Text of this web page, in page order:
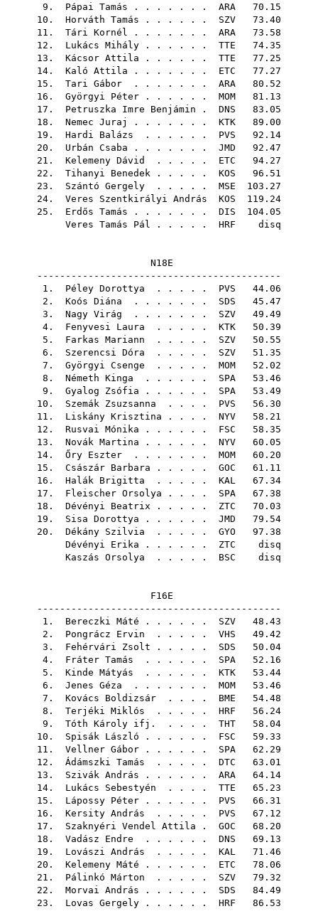
9. Pápai Tamás . . . . . . . ARA 70.15
10. Horváth Tamás . . . . . . SZV 73.40
11. Tári Kornél . . . . . . . ARA 73.58
12. Lukács Mihály . . . . . . TTE 74.35
13. Kácsor Attila . . . . . . TTE 77.25
14. Kaló Attila . . . . . . . ETC 77.27
15. Tari Gábor . . . . . . . ARA 80.52
16. Györgyi Péter . . . . . . MOM 81.13
17. Petruszka Imre Benjámin . DNS 83.05
18. Nemec Juraj . . . . . . . KTK 89.00
19. Hardi Balázs . . . . . . PVS 92.14
20. Urbán Csaba . . . . . . . JMD 92.47
21. Kelemeny Dávid . . . . . ETC 94.27
22. Tihanyi Benedek . . . . . KOS 96.51
23. Szántó Gergely . . . . . MSE 103.27
24. Veres Szentkirályi András KOS 119.24
25. Erdős Tamás . . . . . . . DIS 104.05
Veres Tamás Pál . . . . . HRF disq
N18E
-------------------------------------------
1. Péley Dorottya . . . . . PVS 44.06
2. Koós Diána . . . . . . . SDS 45.47
3. Nagy Virág . . . . . . . SZV 49.49
4. Fenyvesi Laura . . . . . KTK 50.39
5. Farkas Mariann . . . . . SZV 50.55
6. Szerencsi Dóra . . . . . SZV 51.35
7. Györgyi Csenge . . . . . MOM 52.02
8. Németh Kinga . . . . . . SPA 53.46
9. Gyalog Zsófia . . . . . . SPA 53.49
10. Szemák Zsuzsanna . . . . PVS 56.30
11. Liskány Krisztina . . . . NYV 58.21
12. Rusvai Mónika . . . . . . FSC 58.35
13. Novák Martina . . . . . . NYV 60.05
14. Őry Eszter . . . . . . . MOM 60.20
15. Császár Barbara . . . . . GOC 61.11
16. Halák Brigitta . . . . . KAL 67.34
17. Fleischer Orsolya . . . . SPA 67.38
18. Dévényi Beatrix . . . . . ZTC 70.03
19. Sisa Dorottya . . . . . . JMD 79.54
20. Dékány Szilvia . . . . . GYO 97.38
Dévényi Erika . . . . . . ZTC disq
Kaszás Orsolya . . . . . BSC disq
F16E
-------------------------------------------
1. Bereczki Máté . . . . . . SZV 48.43
2. Pongrácz Ervin . . . . . VHS 49.42
3. Fehérvári Zsolt . . . . . SDS 50.04
4. Fráter Tamás . . . . . . SPA 52.16
5. Kinde Mátyás . . . . . . KTK 53.44
6. Jenes Géza . . . . . . . MOM 53.46
7. Kovács Boldizsár . . . . BME 54.48
8. Terjéki Miklós . . . . . HRF 56.24
9. Tóth Károly ifj. . . . . THT 58.04
10. Spisák László . . . . . . FSC 59.33
11. Vellner Gábor . . . . . . SPA 62.29
12. Ádámszki Tamás . . . . . DTC 63.01
13. Szivák András . . . . . . ARA 64.14
14. Lukács Sebestyén . . . . TTE 65.23
15. Lápossy Péter . . . . . . PVS 66.31
16. Kersity András . . . . . PVS 67.12
17. Szaknyéri Vendel Attila . GOC 68.20
18. Vadász Endre . . . . . . DNS 69.13
19. Lovászi András . . . . . KAL 71.46
20. Kelemeny Máté . . . . . . ETC 78.06
21. Pálinkó Márton . . . . . SZV 79.32
22. Morvai András . . . . . . SDS 84.49
23. Lovas Gergely . . . . . . HRF 86.53